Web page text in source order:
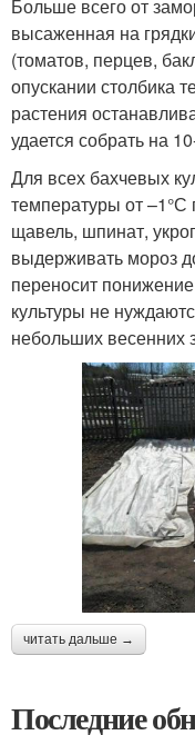
Больше всего от
высаженная на
(томатов, перцев,
опускании столбика
растения
удается собрать на
Для всех бахчевых
температуры от –1°С
щавель, шпинат,
выдерживать мороз
переносит
культуры не
небольших весенних
читать дальше →
Последние